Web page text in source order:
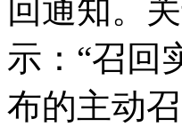
回通知。
示：“召回
布的主动